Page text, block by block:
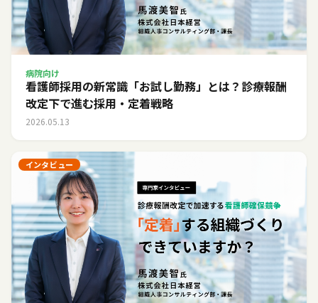
病院向け
看護師採用の新常識「お試し勤務」とは？診療報酬
改定下で進む採用・定着戦略
2026.05.13
インタビュー